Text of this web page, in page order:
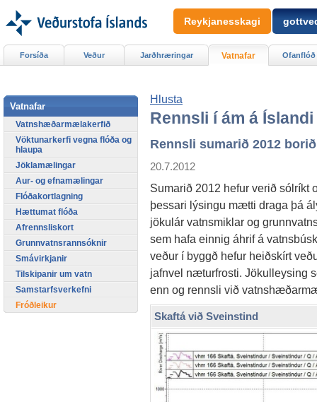
Hlusta
Rennsli í ám á
Rennsli sumarið 2012
20.7.2012
Sumarið 2012 hefur verið sólríkt
þessari lýsingu mætti draga þá
jökulár vatnsmiklar og
sem hafa einnig áhrif á
veður í byggð hefur heiðskírt
jafnvel næturfrosti. Jökulleysing
enn og rennsli við
Skaftá við Sveinstind
Forsíða Veður Jarðhræringar Vatnafar Ofanflóð
Vatnafar
Vatnshæðarmælakerfið
Vöktunarkerfi vegna flóða og
hlaupa
Jöklamælingar
Aur- og efnamælingar
Flóðakortlagning
Hættumat flóða
Afrennsliskort
Grunnvatnsrannsóknir
Smávirkjanir
Tilskipanir um vatn
Samstarfsverkefni
Fróðleikur
Reykjanesskagi